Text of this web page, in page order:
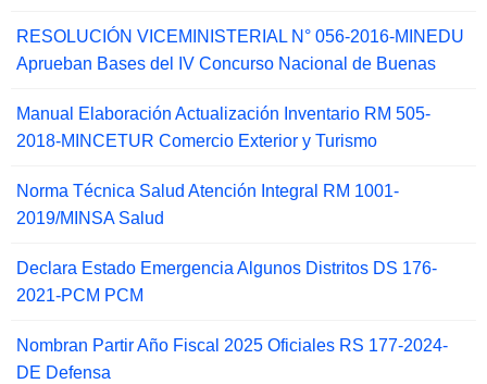
RESOLUCIÓN VICEMINISTERIAL N° 056-2016-MINEDU
Aprueban Bases del IV Concurso Nacional de Buenas
Manual Elaboración Actualización Inventario RM 505-
2018-MINCETUR Comercio Exterior y Turismo
Norma Técnica Salud Atención Integral RM 1001-
2019/MINSA Salud
Declara Estado Emergencia Algunos Distritos DS 176-
2021-PCM PCM
Nombran Partir Año Fiscal 2025 Oficiales RS 177-2024-
DE Defensa